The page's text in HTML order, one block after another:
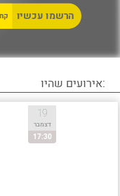
הרשמו עכשיו
:אירועים שהיו
19
דצמבר
17:30